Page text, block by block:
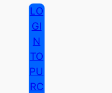
LO
GI
N
TO
PU
RC